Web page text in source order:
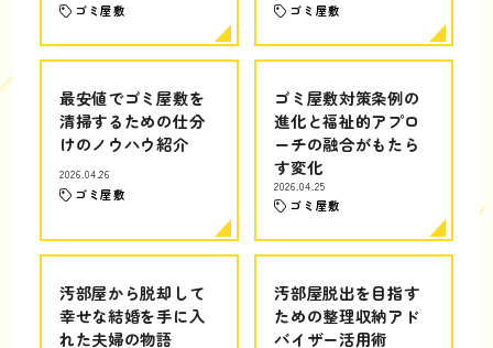
ゴミ屋敷 ゴミ屋敷
最安値でゴミ屋敷を
清掃するための仕分
けのノウハウ紹介
2026.04.26
ゴミ屋敷
ゴミ屋敷対策条例の
進化と福祉的アプロ
ーチの融合がもたら
す変化
2026.04.25
ゴミ屋敷
汚部屋から脱却して
幸せな結婚を手に入
れた夫婦の物語
汚部屋脱出を目指す
ための整理収納アド
バイザー活用術